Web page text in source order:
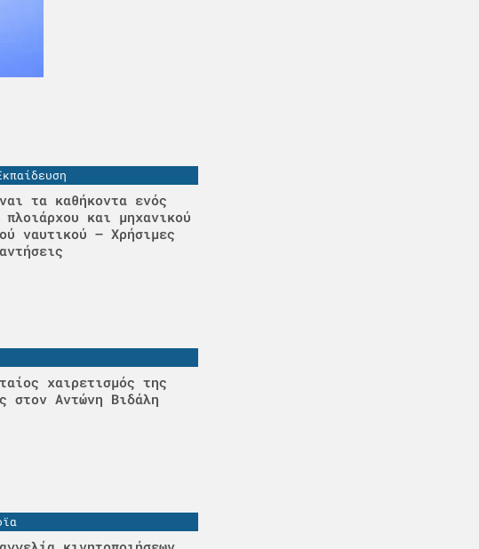
τα καθήκοντα ενός
πλοιάρχου και μηχανικού
ναυτικού – Χρήσιμες
χαιρετισμός της
στον Αντώνη Βιδάλη